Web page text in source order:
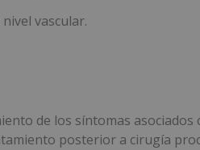
vascular.
de los síntomas asociados
posterior a cirugía